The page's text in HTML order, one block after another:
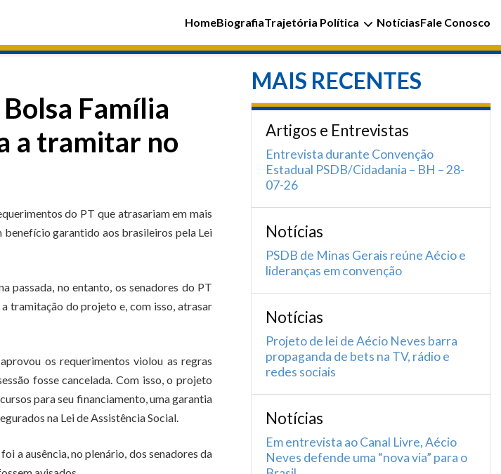
HomeBiografiaTrajetória Política NotíciasFale Conosco
Família
a tramitar no
do PT que atrasariam em mais
benefício garantido aos brasileiros pela Lei
passada, no entanto, os senadores do PT
tramitação do projeto e, com isso, atrasar
os requerimentos violou as regras
fosse cancelada. Com isso, o projeto
para seu financiamento, uma garantia
na Lei de Assistência Social.
a ausência, no plenário, dos senadores da
MAIS RECENTES
Artigos e Entrevistas
Entrevista durante Convenção
Estadual PSDB/Cidadania – BH – 28-
07-26
Notícias
PSDB de Minas Gerais reúne Aécio e
lideranças em convenção
Notícias
Projeto de lei de Aécio Neves barra
propaganda de bets na TV, rádio e
redes sociais
Notícias
Em entrevista ao Canal Livre, Aécio
Neves defende uma “nova via” para o